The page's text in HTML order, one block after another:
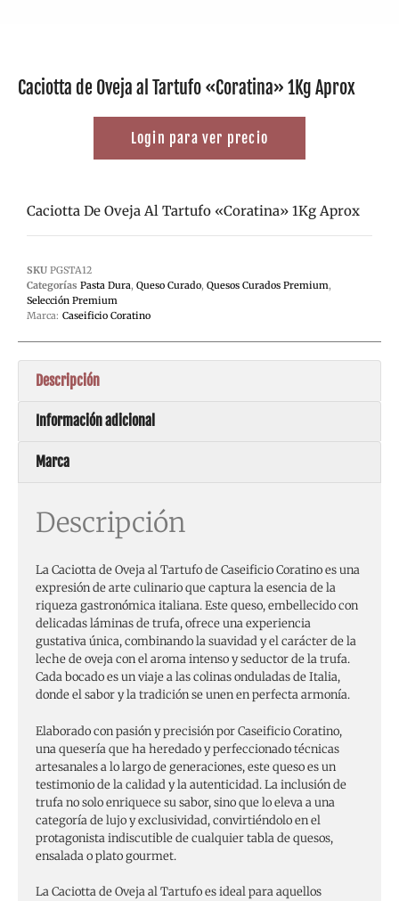
Caciotta de Oveja al Tartufo «Coratina» 1Kg Aprox
Login para ver precio
Caciotta De Oveja Al Tartufo «Coratina» 1Kg Aprox
SKU PGSTA12
Categorías Pasta Dura, Queso Curado, Quesos Curados Premium,
Selección Premium
Marca: Caseificio Coratino
Descripción
Información adicional
Marca
Descripción
La Caciotta de Oveja al Tartufo de Caseificio Coratino es una
expresión de arte culinario que captura la esencia de la
riqueza gastronómica italiana. Este queso, embellecido con
delicadas láminas de trufa, ofrece una experiencia
gustativa única, combinando la suavidad y el carácter de la
leche de oveja con el aroma intenso y seductor de la trufa.
Cada bocado es un viaje a las colinas onduladas de Italia,
donde el sabor y la tradición se unen en perfecta armonía.
Elaborado con pasión y precisión por Caseificio Coratino,
una quesería que ha heredado y perfeccionado técnicas
artesanales a lo largo de generaciones, este queso es un
testimonio de la calidad y la autenticidad. La inclusión de
trufa no solo enriquece su sabor, sino que lo eleva a una
categoría de lujo y exclusividad, convirtiéndolo en el
protagonista indiscutible de cualquier tabla de quesos,
ensalada o plato gourmet.
La Caciotta de Oveja al Tartufo es ideal para aquellos